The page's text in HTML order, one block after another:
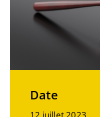
ADMINISTRATIVES
INTRANET
Date